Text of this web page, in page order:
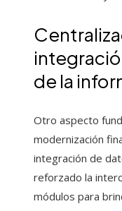
de la
Otro aspecto
modernización
integración de
reforzado la
módulos para